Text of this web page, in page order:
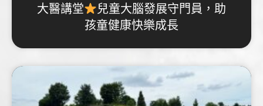
大醫講堂
兒童大腦發展守門員，助
孩童健康快樂成長